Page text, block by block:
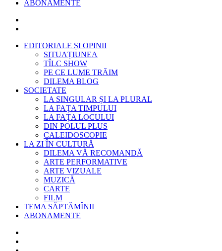
ABONAMENTE
EDITORIALE ȘI OPINII
SITUAȚIUNEA
TÎLC SHOW
PE CE LUME TRĂIM
DILEMA BLOG
SOCIETATE
LA SINGULAR ȘI LA PLURAL
LA FAȚA TIMPULUI
LA FAȚA LOCULUI
DIN POLUL PLUS
CALEIDOSCOPIE
LA ZI ÎN CULTURĂ
DILEMA VĂ RECOMANDĂ
ARTE PERFORMATIVE
ARTE VIZUALE
MUZICĂ
CARTE
FILM
TEMA SĂPTĂMÎNII
ABONAMENTE